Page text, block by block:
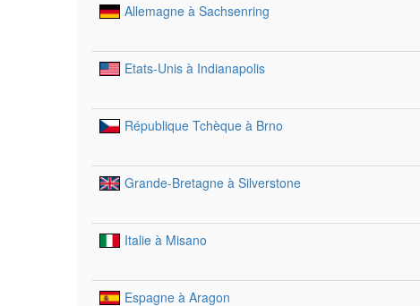
Allemagne à Sachsenring
Etats-Unis à Indianapolis
République Tchèque à Brno
Grande-Bretagne à Silverstone
Italie à Misano
Espagne à Aragon